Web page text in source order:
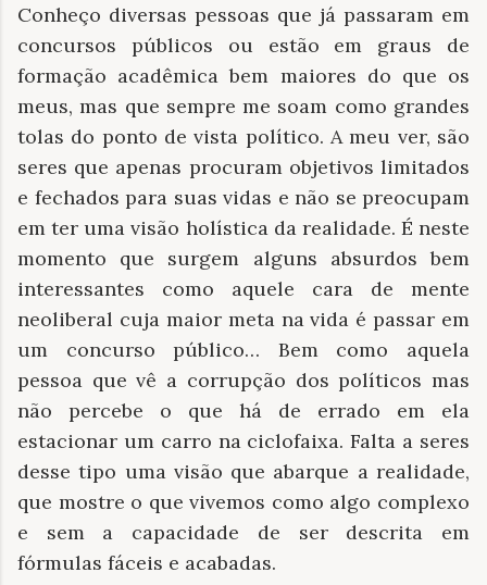
Conheço diversas pessoas que já passaram em
concursos públicos ou estão em graus de
formação acadêmica bem maiores do que os
meus, mas que sempre me soam como grandes
tolas do ponto de vista político. A meu ver, são
seres que apenas procuram objetivos limitados
e fechados para suas vidas e não se preocupam
em ter uma visão holística da realidade. É neste
momento que surgem alguns absurdos bem
interessantes como aquele cara de mente
neoliberal cuja maior meta na vida é passar em
um concurso público… Bem como aquela
pessoa que vê a corrupção dos políticos mas
não percebe o que há de errado em ela
estacionar um carro na ciclofaixa. Falta a seres
desse tipo uma visão que abarque a realidade,
que mostre o que vivemos como algo complexo
e sem a capacidade de ser descrita em
fórmulas fáceis e acabadas.